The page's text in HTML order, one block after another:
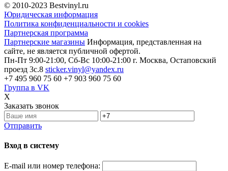
© 2010-2023 Bestvinyl.ru
Юридическая информация
Политика конфиденциальности и cookies
Партнерская программа
Партнерские магазины Информация, представленная на
сайте, не является публичной офертой.
Пн-Пт 9:00-21:00, Сб-Вс 10:00-21:00 г. Москва, Остаповский
проезд 3с.8 sticker.vinyl@yandex.ru
+7 495 960 75 60 +7 903 960 75 60
Группа в VK
X
Заказать звонок
Отправить
Вход в систему
E-mail или номер телефона: